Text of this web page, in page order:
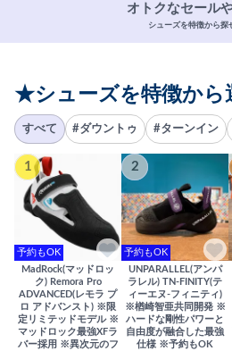
オトクなセール
シューズを特徴から探
★シューズを特徴から
すべて #ダウントゥ #ターンイン
1
予約もOK
MadRock(マッドロッ
ク) Remora Pro
ADVANCED(レモラ プ
ロ アドバンスト) ※限
定リミテッドモデル ※
マッドロック最強XFラ
バー採用 ※異次元のフ
2
予約もOK
UNPARALLEL(アンパ
ラレル) TN-FINITY(テ
ィーエヌ-フィニティ)
※楢崎智亜共同開発 ※
ハードな剛性パワーと
自由度が融合した最強
仕様 ※予約もOK